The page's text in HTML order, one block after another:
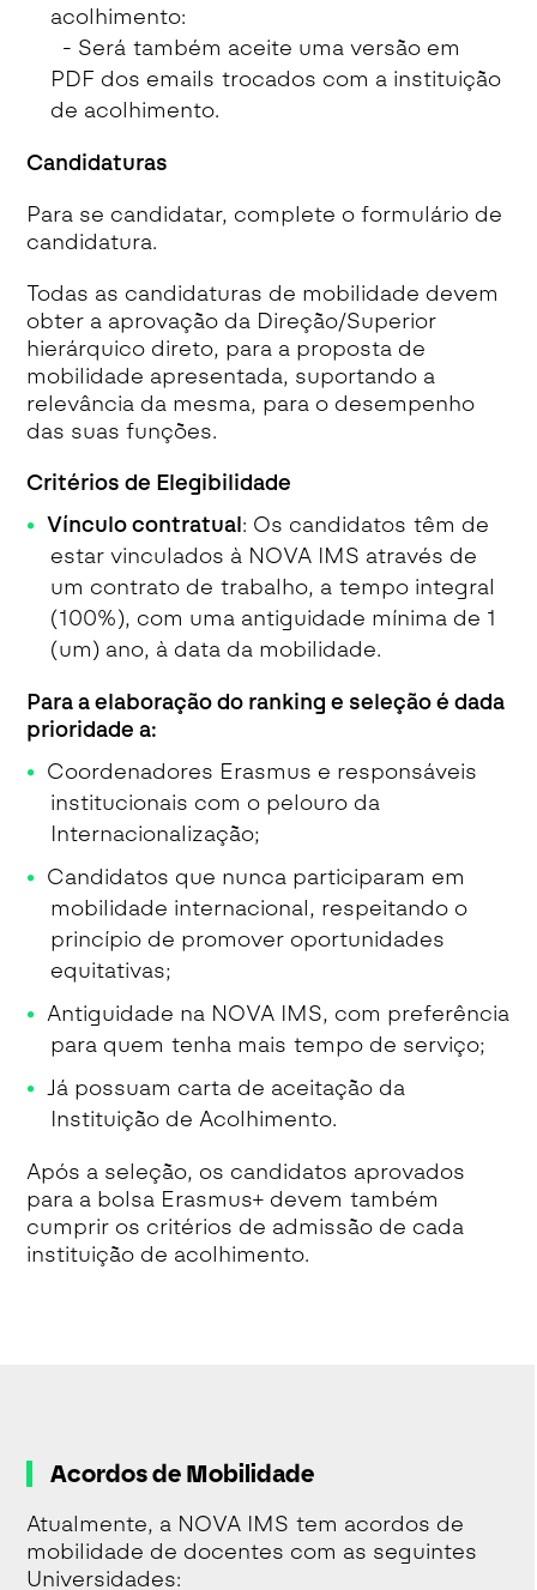
acolhimento:
- Será também aceite uma versão em
PDF dos emails trocados com a instituição
de acolhimento.
Candidaturas
Para se candidatar, complete o formulário de
candidatura.
Todas as candidaturas de mobilidade devem
obter a aprovação da Direção/Superior
hierárquico direto, para a proposta de
mobilidade apresentada, suportando a
relevância da mesma, para o desempenho
das suas funções.
Critérios de Elegibilidade
Vínculo contratual: Os candidatos têm de
estar vinculados à NOVA IMS através de
um contrato de trabalho, a tempo integral
(100%), com uma antiguidade mínima de 1
(um) ano, à data da mobilidade.
Para a elaboração do ranking e seleção é dada
prioridade a:
Coordenadores Erasmus e responsáveis
institucionais com o pelouro da
Internacionalização;
Candidatos que nunca participaram em
mobilidade internacional, respeitando o
princípio de promover oportunidades
equitativas;
Antiguidade na NOVA IMS, com preferência
para quem tenha mais tempo de serviço;
Já possuam carta de aceitação da
Instituição de Acolhimento.
Após a seleção, os candidatos aprovados
para a bolsa Erasmus+ devem também
cumprir os critérios de admissão de cada
instituição de acolhimento.
Acordos de Mobilidade
Atualmente, a NOVA IMS tem acordos de
mobilidade de docentes com as seguintes
Universidades: